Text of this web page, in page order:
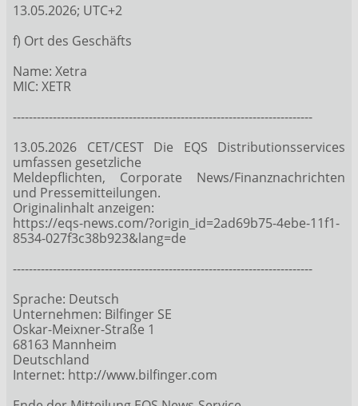
13.05.2026; UTC+2
f) Ort des Geschäfts
Name: Xetra
MIC: XETR
---------------------------------------------------------------------------
13.05.2026 CET/CEST Die EQS Distributionsservices
umfassen gesetzliche
Meldepflichten, Corporate News/Finanznachrichten
und Pressemitteilungen.
Originalinhalt anzeigen:
https://eqs-news.com/?origin_id=2ad69b75-4ebe-11f1-
8534-027f3c38b923&lang=de
---------------------------------------------------------------------------
Sprache: Deutsch
Unternehmen: Bilfinger SE
Oskar-Meixner-Straße 1
68163 Mannheim
Deutschland
Internet: http://www.bilfinger.com